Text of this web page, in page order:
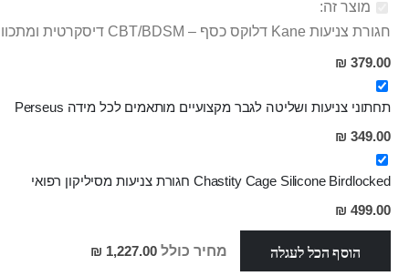
מוצר זה:
חגורת צניעות Kane דלוקס כסף – CBT/BDSM דיסקרטית ומתכווננת
379.00 ₪
תחתוני צניעות ושליטה לגבר מקצועיים מותאמים לכל מידה Perseus
349.00 ₪
Chastity Cage Silicone Birdlocked חגורת צניעות מסיליקון רפואי
499.00 ₪
הוסף הכל לעגלה מחיר כולל 1,227.00 ₪